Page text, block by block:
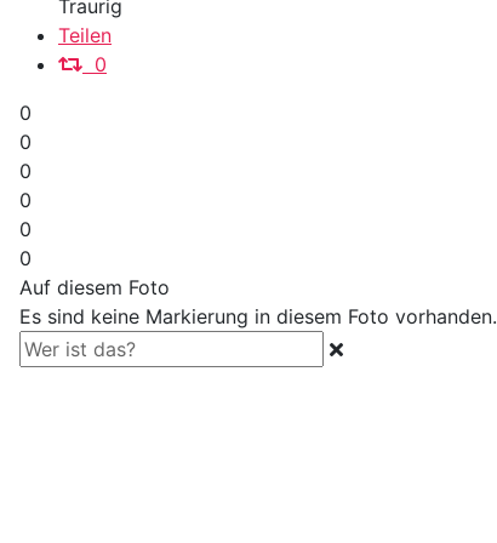
Traurig
Teilen
0
0
0
0
0
0
0
Auf diesem Foto
Es sind keine Markierung in diesem Foto vorhanden.